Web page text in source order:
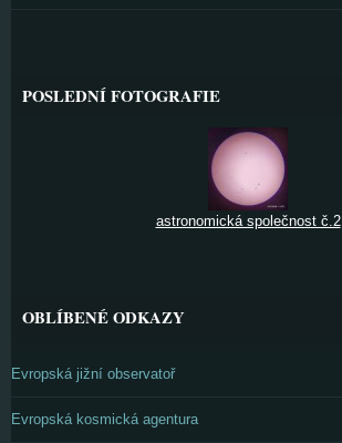
POSLEDNÍ FOTOGRAFIE
astronomická společnost č.2
OBLÍBENÉ ODKAZY
Evropská jižní observatoř
Evropská kosmická agentura